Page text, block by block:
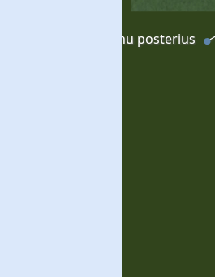
occipitale; cornu posterius